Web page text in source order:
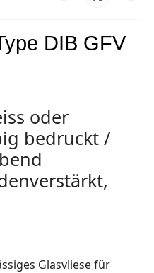
DIB GFV
oder
bedruckt /
Glasvliese für